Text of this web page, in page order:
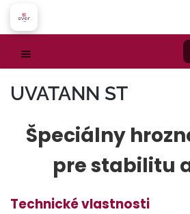
UVATANN ST
Špeciálny
pre stabilitu
Technické vlastnosti